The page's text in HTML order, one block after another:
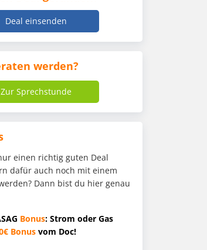
Deal einsenden
werden?
Zur Sprechstunde
einen richtig guten Deal
dafür auch noch mit einem
Dann bist du hier genau
Bonus: Strom oder Gas
Bonus vom Doc!